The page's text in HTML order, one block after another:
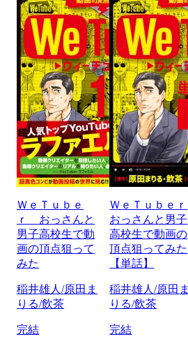
ＷｅＴｕｂｅ
ｒ おっさんと
男子高校生で動
画の頂点狙って
みた
稲井雄人/原田ま
りる/飲茶
完結
ＷｅＴｕｂｅｒ
おっさんと男子
高校生で動画の
頂点狙ってみた
【単話】
稲井雄人/原田ま
りる/飲茶
完結